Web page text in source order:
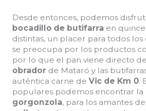
Desde entonces, podemos
bocadillo de butifarra en
distintas, un placer para todos los
se preocupa por los productos
por lo que el pan viene directo
obrador de Mataró y las
auténtica carne de Vic de Km 0.
populares podemos encontrar la
gorgonzola, para los amantes